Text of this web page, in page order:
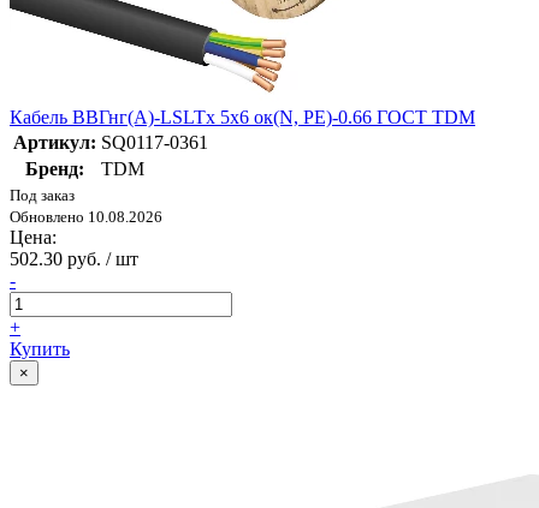
Кабель ВВГнг(А)-LSLTx 5х6 ок(N, PE)-0.66 ГОСТ TDM
Артикул: SQ0117-0361
Бренд:
TDM
Под заказ
Обновлено 10.08.2026
Цена:
502.30 руб. / шт
-
+
Купить
×